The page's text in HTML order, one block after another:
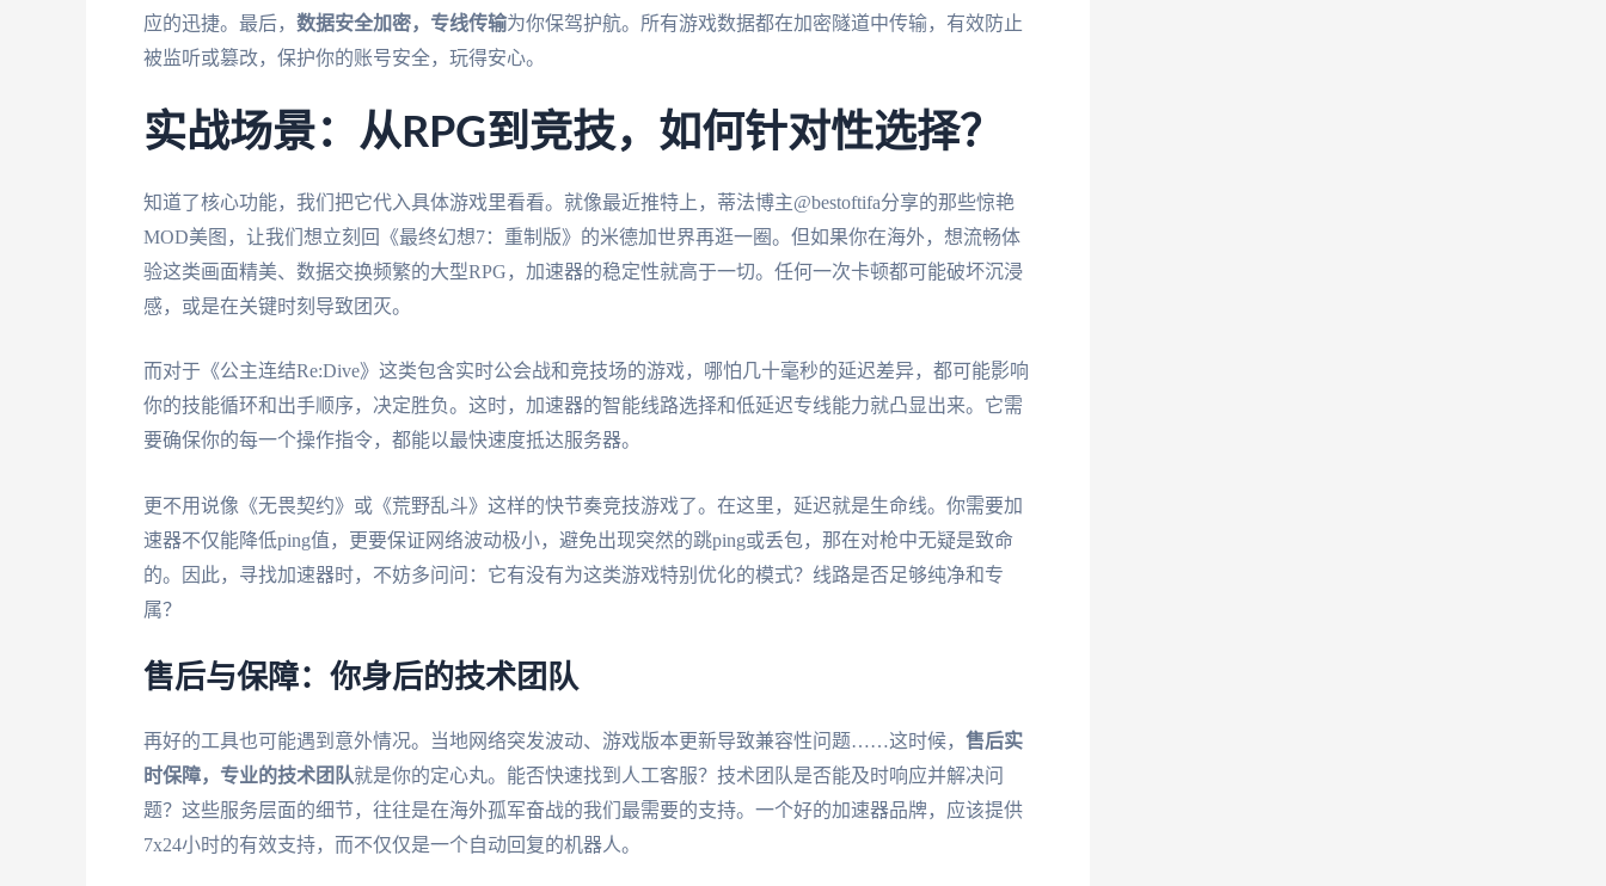
应的迅捷。最后， 数据安全加密，专线传输为你保驾护航。所有游戏数据都在加密隧道中传输，有效防止
被监听或篡改，保护你的账号安全，玩得安心。
实战场景：从RPG到竞技，如何针对性选择？
知道了核心功能，我们把它代入具体游戏里看看。就像最近推特上，蒂法博主@bestoftifa分享的那些惊艳
MOD美图，让我们想立刻回《最终幻想7：重制版》的米德加世界再逛一圈。但如果你在海外，想流畅体
验这类画面精美、数据交换频繁的大型RPG，加速器的稳定性就高于一切。任何一次卡顿都可能破坏沉浸
感，或是在关键时刻导致团灭。
而对于《公主连结Re:Dive》这类包含实时公会战和竞技场的游戏，哪怕几十毫秒的延迟差异，都可能影响
你的技能循环和出手顺序，决定胜负。这时，加速器的智能线路选择和低延迟专线能力就凸显出来。它需
要确保你的每一个操作指令，都能以最快速度抵达服务器。
更不用说像《无畏契约》或《荒野乱斗》这样的快节奏竞技游戏了。在这里，延迟就是生命线。你需要加
速器不仅能降低ping值，更要保证网络波动极小，避免出现突然的跳ping或丢包，那在对枪中无疑是致命
的。因此，寻找加速器时，不妨多问问：它有没有为这类游戏特别优化的模式？线路是否足够纯净和专
属？
售后与保障：你身后的技术团队
再好的工具也可能遇到意外情况。当地网络突发波动、游戏版本更新导致兼容性问题……这时候， 售后实
时保障，专业的技术团队就是你的定心丸。能否快速找到人工客服？技术团队是否能及时响应并解决问
题？这些服务层面的细节，往往是在海外孤军奋战的我们最需要的支持。一个好的加速器品牌，应该提供
7x24小时的有效支持，而不仅仅是一个自动回复的机器人。